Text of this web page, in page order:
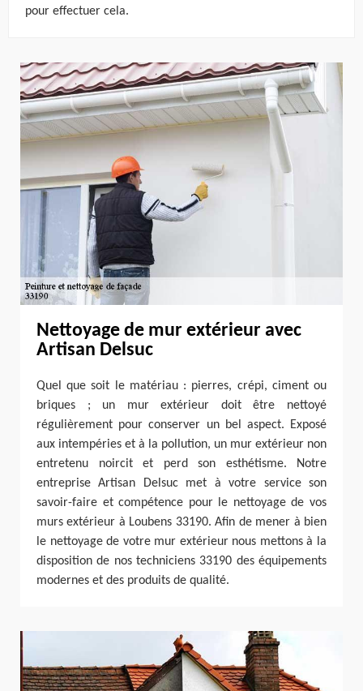
pour effectuer cela.
Nettoyage de mur extérieur avec
Artisan Delsuc
Quel que soit le matériau : pierres, crépi, ciment ou
briques ; un mur extérieur doit être nettoyé
régulièrement pour conserver un bel aspect. Exposé
aux intempéries et à la pollution, un mur extérieur non
entretenu noircit et perd son esthétisme. Notre
entreprise Artisan Delsuc met à votre service son
savoir-faire et compétence pour le nettoyage de vos
murs extérieur à Loubens 33190. Afin de mener à bien
le nettoyage de votre mur extérieur nous mettons à la
disposition de nos techniciens 33190 des équipements
modernes et des produits de qualité.